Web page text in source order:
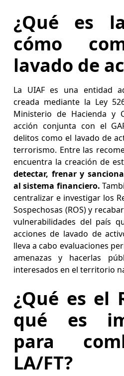
¿Qué es
cómo
lavado de
La UIAF es una entidad
creada mediante la Ley
Ministerio de Hacienda y
acción conjunta con el
delitos como el lavado de
terrorismo. Entre las
encuentra la creación de
detectar, frenar y
al sistema financiero.
centralizar e investigar los
Sospechosas (ROS) y
vulnerabilidades del país
acciones de lavado de
lleva a cabo evaluaciones
amenazas y hacerlas
interesados en el territorio
¿Qué es el
qué es
para
LA/FT?